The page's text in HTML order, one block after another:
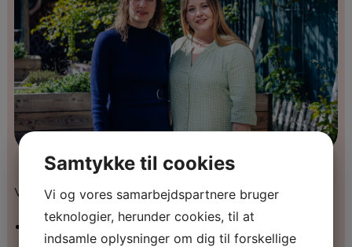
Vi skal også vælge:
Op til tre-suppleanter til bestyrelsen
Samtykke til cookies
Vi og vores samarbejdspartnere bruger
teknologier, herunder cookies, til at
indsamle oplysninger om dig til forskellige